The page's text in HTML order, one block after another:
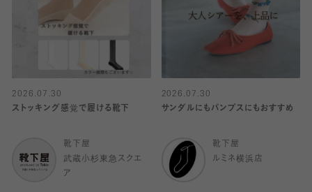
2026.07.30
ストッキング感覚で履ける靴下
靴下屋
武蔵小杉東急スクエ
ア
2026.07.30
サンダルにもパンプスにもおすすめ
靴下屋
ルミネ横浜店